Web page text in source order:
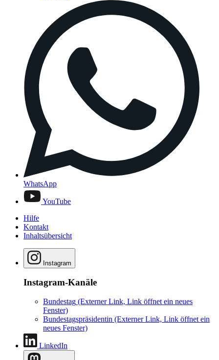
WhatsApp
YouTube
Hilfe
Kontakt
Inhaltsübersicht
Instagram
Instagram-Kanäle
Bundestag (Externer Link, Link öffnet ein neues
Fenster)
Bundestagspräsidentin (Externer Link, Link öffnet ein
neues Fenster)
LinkedIn